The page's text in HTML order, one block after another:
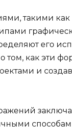
такими
его
том, как эти
и